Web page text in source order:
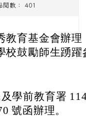
數： 401
教育基金會辦
校鼓勵師生踴
學前教育署
號函辦理。